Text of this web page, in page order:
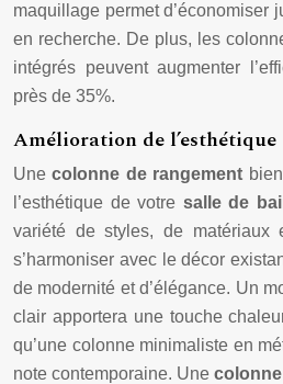
maquillage permet d’économiser
en recherche. De plus, les
intégrés peuvent augmenter
près de 35%.
Amélioration de l’esthétique
Unecolonne de rangement
l’esthétique de votre salle de
variété de styles, de matériaux
s’harmoniser avec le décor
de modernité et d’élégance. Un
clair apportera une touche
qu’une colonne minimaliste en
note contemporaine. Unecolonne